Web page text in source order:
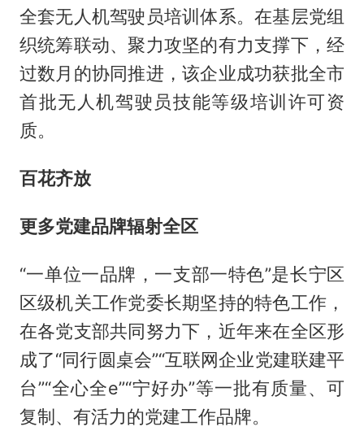
全套无人机驾驶员培训体系。在基层党组
织统筹联动、聚力攻坚的有力支撑下，经
过数月的协同推进，该企业成功获批全市
首批无人机驾驶员技能等级培训许可资
质。
百花齐放
更多党建品牌辐射全区
“一单位一品牌，一支部一特色”是长宁区
区级机关工作党委长期坚持的特色工作，
在各党支部共同努力下，近年来在全区形
成了“同行圆桌会”“互联网企业党建联建平
台”“全心全e”“宁好办”等一批有质量、可
复制、有活力的党建工作品牌。